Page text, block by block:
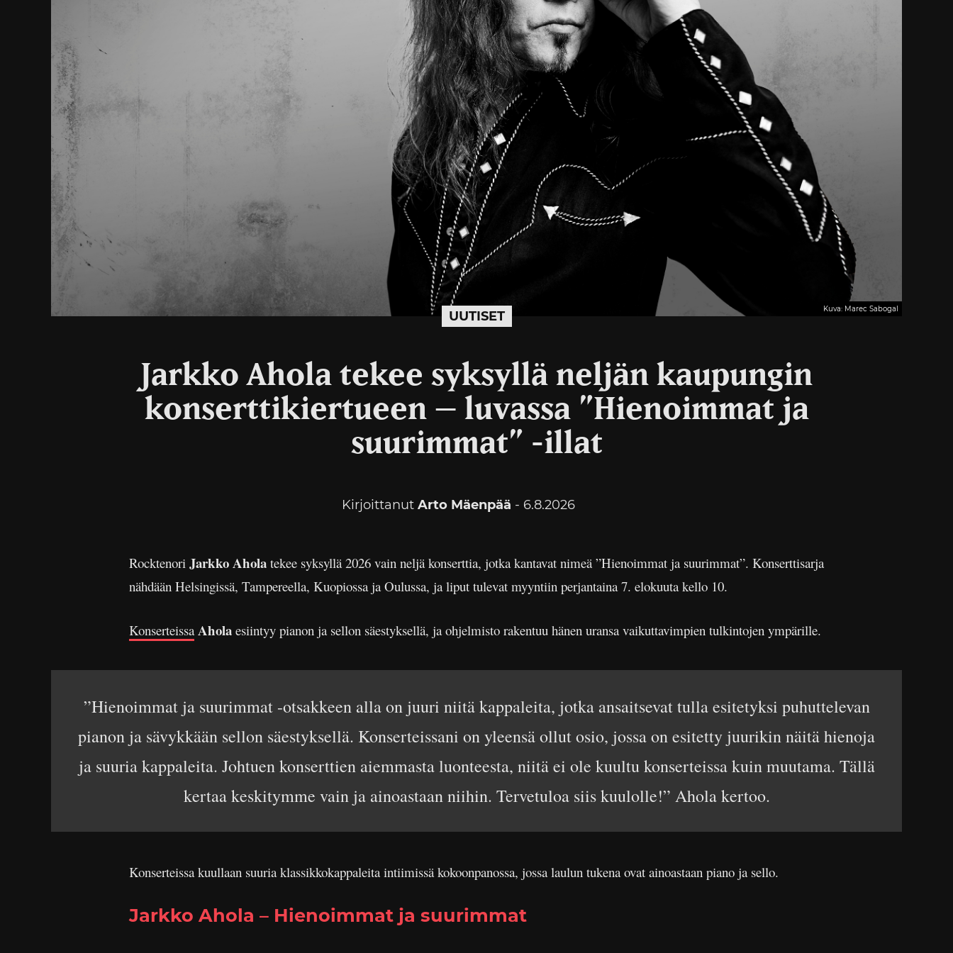
UUTISET Kuva: Marec Sabogal
Jarkko Ahola tekee syksyllä neljän kaupungin
konserttikiertueen – luvassa ”Hienoimmat ja
suurimmat” -illat
Kirjoittanut Arto Mäenpää - 6.8.2026
Rocktenori Jarkko Ahola tekee syksyllä 2026 vain neljä konserttia, jotka kantavat nimeä ”Hienoimmat ja suurimmat”. Konserttisarja
nähdään Helsingissä, Tampereella, Kuopiossa ja Oulussa, ja liput tulevat myyntiin perjantaina 7. elokuuta kello 10.
Konserteissa Ahola esiintyy pianon ja sellon säestyksellä, ja ohjelmisto rakentuu hänen uransa vaikuttavimpien tulkintojen ympärille.
”Hienoimmat ja suurimmat -otsakkeen alla on juuri niitä kappaleita, jotka ansaitsevat tulla esitetyksi puhuttelevan
pianon ja sävykkään sellon säestyksellä. Konserteissani on yleensä ollut osio, jossa on esitetty juurikin näitä hienoja
ja suuria kappaleita. Johtuen konserttien aiemmasta luonteesta, niitä ei ole kuultu konserteissa kuin muutama. Tällä
kertaa keskitymme vain ja ainoastaan niihin. Tervetuloa siis kuulolle!” Ahola kertoo.
Konserteissa kuullaan suuria klassikkokappaleita intiimissä kokoonpanossa, jossa laulun tukena ovat ainoastaan piano ja sello.
Jarkko Ahola – Hienoimmat ja suurimmat